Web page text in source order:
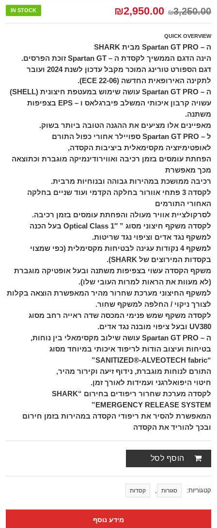
₪3,250.00
₪2,950.00
IN STOCK
QUICK OVERVIEW
ה – Spartan GT PRO מבית SHARK
הינה הדגם הממשיך לקסדת ה – Spartan GT זוכת הפרסים.
דגם הספורט טורינג המוכר מקבל עדכון לשנת 2024 ועובר
לתקינה האירופאית החדשה (ECE 22-06).
ה – Spartan GT PRO עושה שימוש במעטפת חיצונית (SHELL)
עשויה קרבון איכותי המשלב פיברגלאס ו – EPS בצפיפות
משתנה.
מאפיינים אלו מציעים את ההגנה הטובה ביותר בשוק.
ל – Spartan GT PRO ספויילר אחורי כפול התורם
לאופטימיזציה מקסימאלית ביציבות הקסדה,
הפחתת עומסים בזמן רכיבה ואווירודינמיקה מוגברת וכתוצאה
מכך מאפשרת
רכיבה ממושכת במהירות גבוהה ובנוחיות מרבית.
לקסדה 3 פתחי אוורור בחלקה הקדמי ועוד שניים בחלקה
האחורי התורמים
לסרקולציית אוויר מעולה והפחתת עומסים בזמן רכיבה.
לקסדה משקף חיצוני מסוג ” Optical Class 1″ בעל הכנה
למשקף נגד אדים וציפוי נגד שריטות.
למשקף 4 נקודות עגינה לבטיחות מקסימלית (כפי שמצוי
בקסדות המירוצים של SHARK).
משקף הקסדה עשוי בצפיפות משתנה ובעל אופטיקה מוגברת
(לא מעוות את הראות למרות העובי שלו).
למשקף החיצוני מערכת שחרור מהיר המאפשרת הוצאה בקלות
לצורך ניקוי / החלפה למשקף שחור.
לקסדה משקף שמש פנימי המכסה שדה ראייה רחב מסוג
UV380 ובעל ציפוי מובנה נגד אדים.
ה – Spartan GT PRO עושה שילוב מקסימאלי בין נוחות,
בטיחות ועיצוב הודות לריפוד איכותי במיוחד מסוג
“SANITIZED®-ALVEOTECH fabric”
התורם לנוחות מוגברת, נידוף זיעה וקירור מהיר,
חיטוי היפואלרגני ועמידות לאורך זמן.
לקסדה מערכת שחרור ריפודים בחירום “SHARK
EMERGENCY RELEASE SYSTEM”
המאפשרת להסיר את ריפודי הקסדה במהירות בזמן חירום
ובכך להוריד את הקסדה
הוסף לסל
קטגוריות: סגורות , קסדות
מידע נוסף